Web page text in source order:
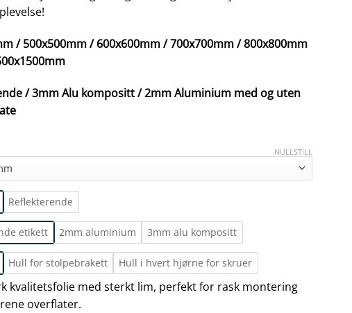
/ 500x500mm / 600x600mm / 700x700mm / 800x800mm
/ 3mm Alu kompositt / 2mm Aluminium med og uten
Reflekterende
etikett 2mm aluminium 3mm alu kompositt
Hull for stolpebrakett Hull i hvert hjørne for skruer
NULLSTILL
kvalitetsfolie med sterkt lim, perfekt for rask montering
overflater.